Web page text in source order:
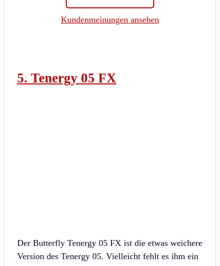
Kundenmeinungen ansehen
5. Tenergy 05 FX
Der Butterfly Tenergy 05 FX ist die etwas weichere
Version des Tenergy 05. Vielleicht fehlt es ihm ein